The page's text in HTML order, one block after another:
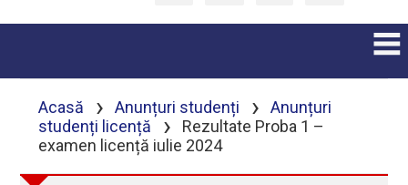
Acasă › Anunțuri studenți ›
Anunțuri
studenți licență
›
Rezultate Proba 1 –
examen licență iulie 2024